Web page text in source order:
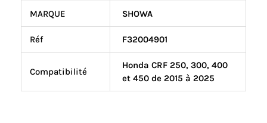
MARQUE SHOWA
Réf F32004901
Compatibilité
Honda CRF 250, 300, 400
et 450 de 2015 à 2025